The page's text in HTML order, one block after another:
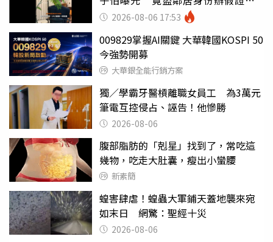
戶 2026-08-06 17:53
009829掌握AI關鍵 大華韓國KOSPI 50
今強勢開募
大華銀全能行銷方案
獨／學霸牙醫槓離職女員工 為3萬元
筆電互控侵占、誣告！他慘勝
2026-08-06
腹部脂肪的「剋星」找到了，常吃這
幾物，吃走大肚囊，瘦出小蠻腰
新素簡
蝗害肆虐！蝗蟲大軍鋪天蓋地襲來宛
如末日 網驚：聖經十災
2026-08-06